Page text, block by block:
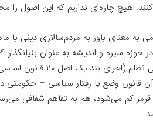
هیچ چاره‌ای نداریم که این اصول را
سیاست‌های کلی
قانون وضع یا رفتار سیاسی – حکومتی
کم می‌شود، هم به تفاهم شفافی